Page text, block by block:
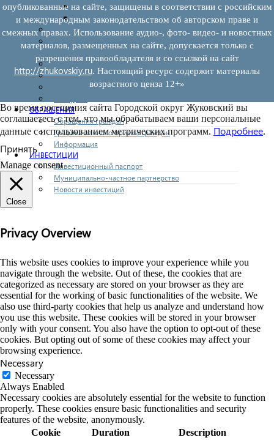
Информационная поддержка
Консультационная поддержка
Инфраструктура поддержки
Совет по развитию и поддержке малого и среднего
предпринимательства
Контакты
Книга жалоб
Законодательство
ОБРАЩЕНИЯ
Обращения граждан
Графики личного приема граждан
Информация
ИНВЕСТИЦИИ
Инвестиционный паспорт
Муниципально-частное партнерство
Новости инвестиций
опубликованные на сайте, защищены в соответствии с российским
и международным законодательством об авторском праве и
смежных правах. Использование аудио-, фото- видео- и новостных
материалов, размещенных на сайте, допускается только с
разрешения правообладателя и со ссылкой на сайт
http://zhukovskiy.ru. Настоящий ресурс содержит материалы
возрастного ценза 12+»
Во время посещения сайта Городской округ Жуковский вы
соглашаетесь с тем, что мы обрабатываем ваши персональные
данные с использованием метрических программ. Подробнее.
Принять
Manage consent
Close
Privacy Overview
This website uses cookies to improve your experience while you
navigate through the website. Out of these, the cookies that are
categorized as necessary are stored on your browser as they are
essential for the working of basic functionalities of the website. We
also use third-party cookies that help us analyze and understand how
you use this website. These cookies will be stored in your browser
only with your consent. You also have the option to opt-out of these
cookies. But opting out of some of these cookies may affect your
browsing experience.
Necessary
Necessary
Always Enabled
Necessary cookies are absolutely essential for the website to function
properly. These cookies ensure basic functionalities and security
features of the website, anonymously.
Cookie
Duration Description